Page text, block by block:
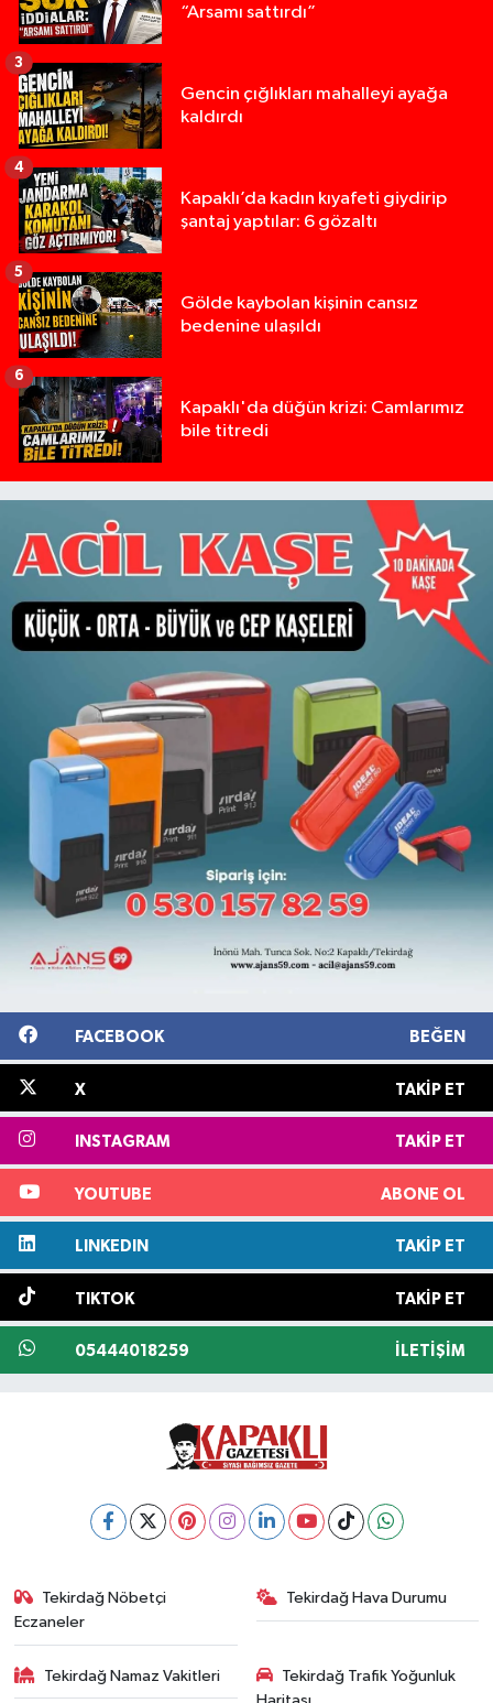
“Arsamı sattırdı”
Gencin çığlıkları mahalleyi ayağa
kaldırdı
3
Kapaklı’da kadın kıyafeti giydirip
şantaj yaptılar: 6 gözaltı
4
Gölde kaybolan kişinin cansız
bedenine ulaşıldı
5
Kapaklı'da düğün krizi: Camlarımız
bile titredi
6
FACEBOOK BEĞEN
X TAKIP ET
INSTAGRAM TAKIP ET
YOUTUBE ABONE OL
LINKEDIN TAKIP ET
TIKTOK TAKIP ET
05444018259 İLETIŞIM
Tekirdağ Nöbetçi
Eczaneler
Tekirdağ Hava Durumu
Tekirdağ Namaz Vakitleri
Tekirdağ Trafik Yoğunluk